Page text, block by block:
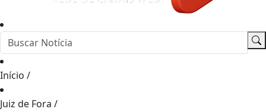
Início /
Juiz de Fora /